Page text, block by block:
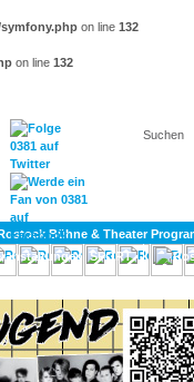
on line 132
on line 132
KONTAKT
SPORT